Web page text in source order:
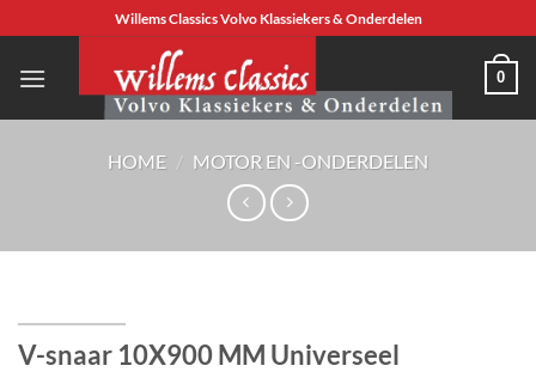
naar
inhoud
Willems Classics Volvo Klassiekers & Onderdelen
0
HOME / MOTOR EN -ONDERDELEN
V-snaar 10X900 MM Universeel